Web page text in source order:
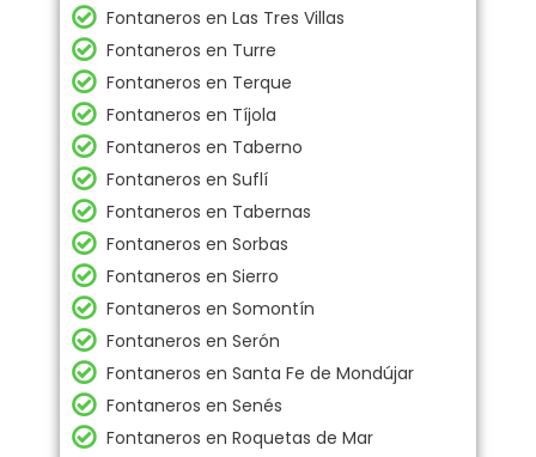
Fontaneros en Las Tres Villas
Fontaneros en Turre
Fontaneros en Terque
Fontaneros en Tíjola
Fontaneros en Taberno
Fontaneros en Suflí
Fontaneros en Tabernas
Fontaneros en Sorbas
Fontaneros en Sierro
Fontaneros en Somontín
Fontaneros en Serón
Fontaneros en Santa Fe de Mondújar
Fontaneros en Senés
Fontaneros en Roquetas de Mar